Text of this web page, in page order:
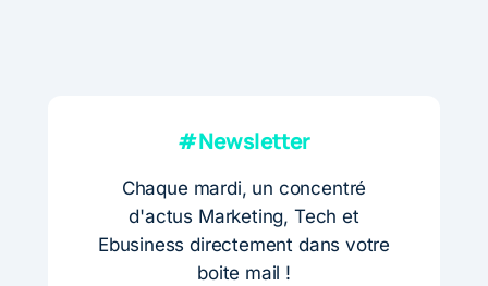
#Newsletter
Chaque mardi, un concentré
d'actus Marketing, Tech et
Ebusiness directement dans votre
boite mail !